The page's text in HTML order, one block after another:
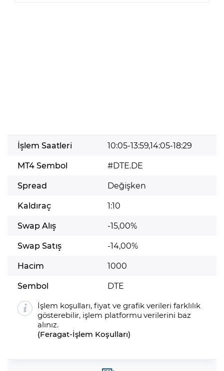
İşlem Saatleri
10:05-13:59,14:05-18:29
MT4 Sembol
#DTE.DE
Spread
Değişken
Kaldıraç
1:10
Swap Alış
-15,00%
Swap Satış
-14,00%
Hacim
1000
Sembol
DTE
İşlem koşulları, fiyat ve grafik verileri farklılık
gösterebilir, işlem platformu verilerini baz
alınız.
(Feragat-İşlem Koşulları)